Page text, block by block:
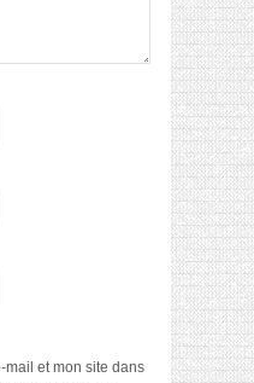
mail et mon site dans